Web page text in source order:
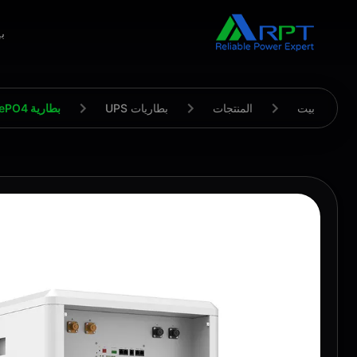
بيت المنتجات بطاريات UPS بطارية UPS LiFePO4 بقدرة 48 فولت و100 أمبير في الساعة مع ضمان لمدة 5 سنوات لإمدادات الطاقة غير المنقطعة للاتصالات